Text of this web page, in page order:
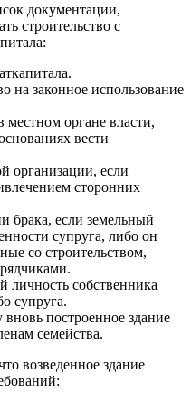
документации,
строительство с
законное использование
органе власти,
вести
организации, если
сторонних
брака, если земельный
супруга, либо он
со строительством,
собственника
супруга.
вновь построенное здание
семейства.
возведенное здание